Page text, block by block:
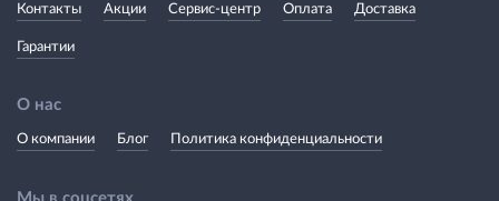
Контакты Акции Сервис-центр Оплата Доставка
Гарантии
О нас
О компании Блог Политика конфиденциальности